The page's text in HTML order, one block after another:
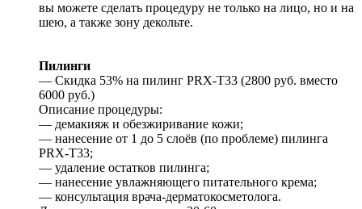
вы можете сделать процедуру не только на лицо, но и на
шею, а также зону декольте.
Пилинги
— Скидка 53% на пилинг PRX-T33 (2800 руб. вместо
6000 руб.)
Описание процедуры:
— демакияж и обезжиривание кожи;
— нанесение от 1 до 5 слоёв (по проблеме) пилинга
PRX-T33;
— удаление остатков пилинга;
— нанесение увлажняющего питательного крема;
— консультация врача-дерматокосметолога.